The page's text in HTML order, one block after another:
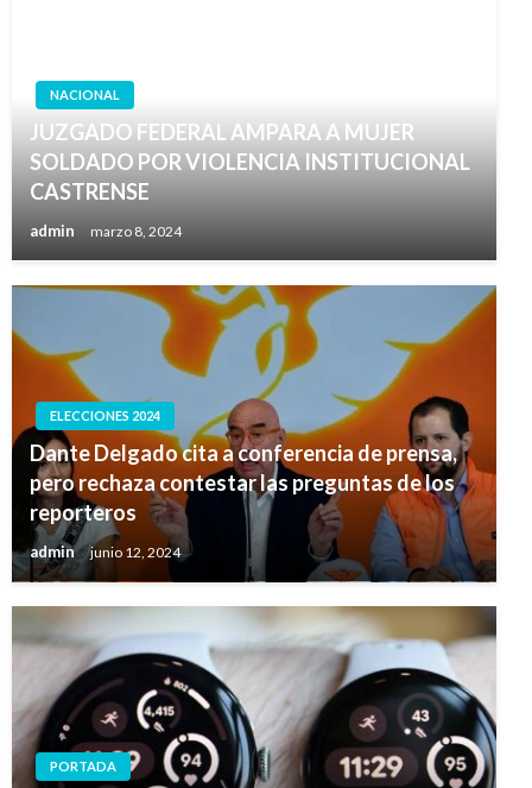
NACIONAL
JUZGADO FEDERAL AMPARA A MUJER
SOLDADO POR VIOLENCIA INSTITUCIONAL
CASTRENSE
admin marzo 8, 2024
ELECCIONES 2024
Dante Delgado cita a conferencia de prensa,
pero rechaza contestar las preguntas de los
reporteros
admin junio 12, 2024
PORTADA